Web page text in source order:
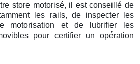
store motorisé, il est conseillé de
les rails, de inspecter les
motorisation et de lubrifier les
pour certifier un opération